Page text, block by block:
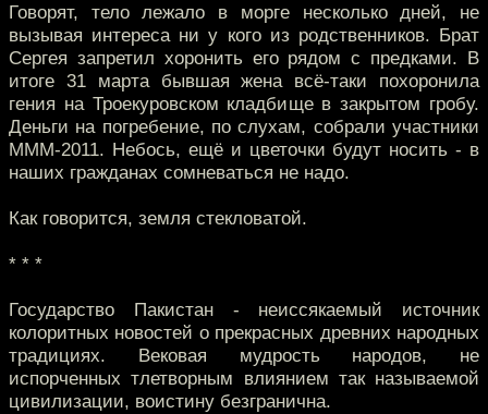
Говорят, тело лежало в морге несколько дней, не
вызывая интереса ни у кого из родственников. Брат
Сергея запретил хоронить его рядом с предками. В
итоге 31 марта бывшая жена всё-таки похоронила
гения на Троекуровском кладбище в закрытом гробу.
Деньги на погребение, по слухам, собрали участники
МММ-2011. Небось, ещё и цветочки будут носить - в
наших гражданах сомневаться не надо.
Как говорится, земля стекловатой.
* * *
Государство Пакистан - неиссякаемый источник
колоритных новостей о прекрасных древних народных
традициях. Вековая мудрость народов, не
испорченных тлетворным влиянием так называемой
цивилизации, воистину безгранична.